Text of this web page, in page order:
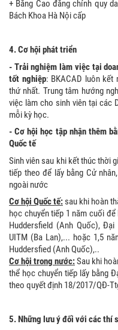
+ Bằng Cao đẳng chính quy
Bách Khoa Hà Nội cấp
4. Cơ hội phát triển
- Trải nghiệm làm việc tại
tốt nghiệp: BKACAD luôn kết
thứ nhất. Trung tâm hướng
việc làm cho sinh viên tại các
mỗi kỳ học.
- Cơ hội học tập nhận thêm
Quốc tế
Sinh viên sau khi kết thúc thời
tiếp theo để lấy bằng Cử
ngoài nước
Cơ hội Quốc tế: sau khi hoàn
học chuyển tiếp 1 năm cuối
Huddersfield (Anh Quốc),
UITM (Ba Lan),... hoặc 1,5
Huddersfied (Anh Quốc),..
Cơ hội trong nước:Sau khi
thể học chuyển tiếp lấy bằng
theo quyết định 18/2017/QĐ-
5. Những lưu ý đối với các thí